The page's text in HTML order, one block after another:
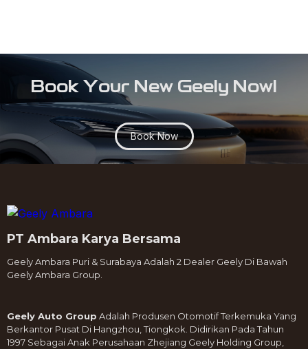
Book Your New Geely Now!
Book Now
PT Ambara Karya Bersama
Geely Ambara Puri & Surabaya Adalah 2 Dealer Geely Di Bawah
Geely Ambara Group.
Geely Auto Group Adalah Produsen Otomotif Terkemuka Yang
Berkantor Pusat Di Hangzhou, Tiongkok. Didirikan Pada Tahun
1997 Sebagai Anak Perusahaan Zhejiang Geely Holding Group,